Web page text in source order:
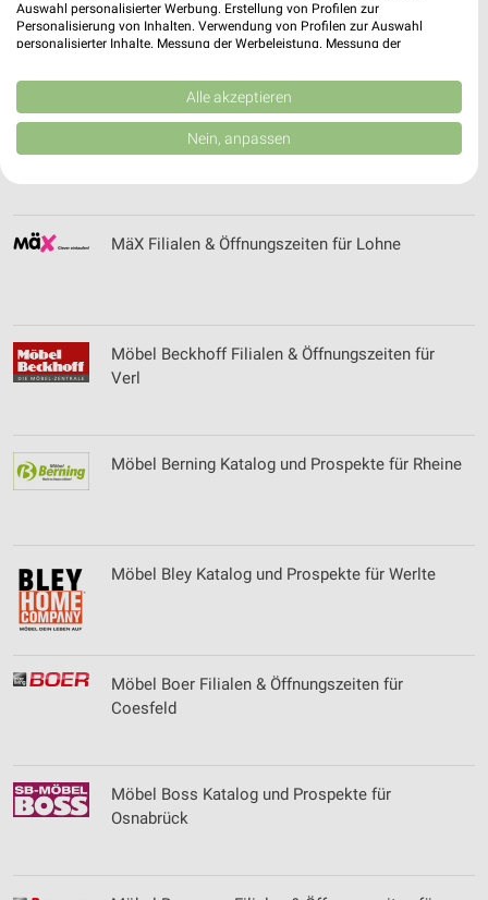
MW-Kom Filialen & Öffnungszeiten für
Osnabrück
Mäbel Gehlenborg Filialen & Öffnungszeiten für
Lindern
MäX Filialen & Öffnungszeiten für Lohne
Möbel Beckhoff Filialen & Öffnungszeiten für
Verl
Möbel Berning Katalog und Prospekte für Rheine
Möbel Bley Katalog und Prospekte für Werlte
Möbel Boer Filialen & Öffnungszeiten für
Coesfeld
Möbel Boss Katalog und Prospekte für
Osnabrück
Auswahl personalisierter Werbung. Erstellung von Profilen zur
Personalisierung von Inhalten. Verwendung von Profilen zur Auswahl
personalisierter Inhalte. Messung der Werbeleistung. Messung der
Kombinationen von Daten aus verschiedenen Quellen. Entwicklung und
Verbesserung der Angebote. Verwendung reduzierter Daten zur Auswahl
von Inhalten.
Daten können außerhalb der Europäischen Union weitergegeben und in die
USA gesendet werden.
Website/App.
Wir nutzen Ihre Daten für folgende Zwecke:
Verwendung reduzierter Daten zur Auswahl von
Werbeanzeigen
Werbung
Verwendung von Profilen zur Auswahl
von Inhalten
Verwendung von Profilen zur Auswahl
Messung der Werbeleistung
Kombinationen von Daten aus verschiedenen
Quellen
Alle akzeptieren
Nein, anpassen